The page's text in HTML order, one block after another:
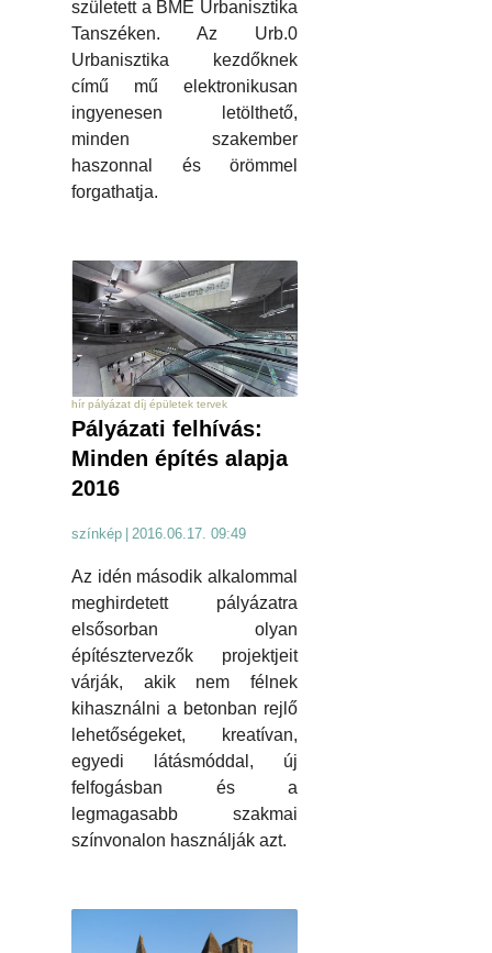
született a BME Urbanisztika
Tanszéken. Az Urb.0
Urbanisztika kezdőknek
című mű elektronikusan
ingyenesen letölthető,
minden szakember
haszonnal és örömmel
forgathatja.
hír pályázat díj épületek tervek
Pályázati felhívás:
Minden építés alapja
2016
színkép 2016.06.17. 09:49
Az idén második alkalommal
meghirdetett pályázatra
elsősorban olyan
építésztervezők projektjeit
várják, akik nem félnek
kihasználni a betonban rejlő
lehetőségeket, kreatívan,
egyedi látásmóddal, új
felfogásban és a
legmagasabb szakmai
színvonalon használják azt.